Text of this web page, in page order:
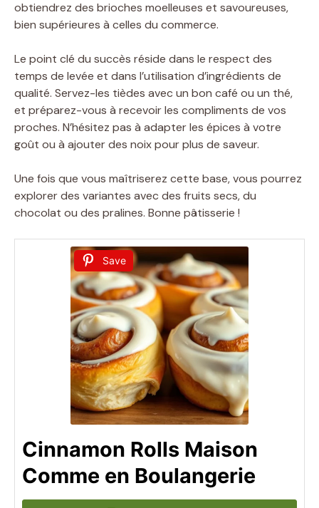
obtiendrez des brioches moelleuses et savoureuses,
bien supérieures à celles du commerce.
Le point clé du succès réside dans le respect des
temps de levée et dans l’utilisation d’ingrédients de
qualité. Servez-les tièdes avec un bon café ou un thé,
et préparez-vous à recevoir les compliments de vos
proches. N’hésitez pas à adapter les épices à votre
goût ou à ajouter des noix pour plus de saveur.
Une fois que vous maîtriserez cette base, vous pourrez
explorer des variantes avec des fruits secs, du
chocolat ou des pralines. Bonne pâtisserie !
Save
Cinnamon Rolls Maison
Comme en Boulangerie